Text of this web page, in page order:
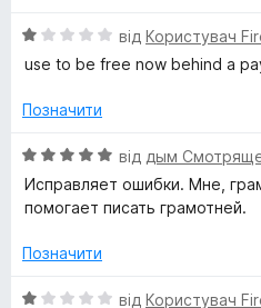
і
ї
–
L
a
n
1
О
ц
н
а
1
від Користувач
use to be free now behind a
Позначити
О
ц
к
5
від дым
Исправляет ошибки. Мне,
помогает писать грамотней.
Позначити
О
від Користувач